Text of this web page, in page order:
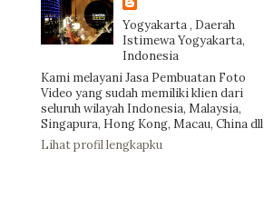
Yogyakarta , Daerah
Istimewa Yogyakarta,
Indonesia
Kami melayani Jasa Pembuatan Foto
Video yang sudah memiliki klien dari
seluruh wilayah Indonesia, Malaysia,
Singapura, Hong Kong, Macau, China dll
Lihat profil lengkapku